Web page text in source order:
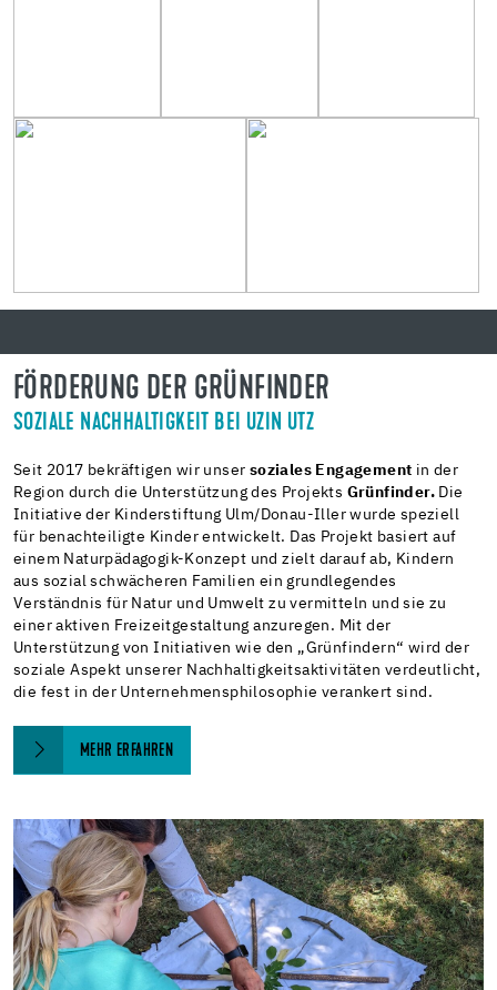
FÖRDERUNG DER GRÜNFINDER
SOZIALE NACHHALTIGKEIT BEI UZIN UTZ
Seit 2017 bekräftigen wir unser soziales Engagement in der
Region durch die Unterstützung des Projekts Grünfinder. Die
Initiative der Kinderstiftung Ulm/Donau-​Iller wurde speziell
für benachteiligte Kinder entwickelt. Das Projekt basiert auf
einem Naturpädagogik-​Konzept und zielt darauf ab, Kindern
aus sozial schwächeren Familien ein grundlegendes
Verständnis für Natur und Umwelt zu vermitteln und sie zu
einer aktiven Freizeitgestaltung anzuregen. Mit der
Unterstützung von Initiativen wie den „Grünfindern“ wird der
soziale Aspekt unserer Nachhaltigkeitsaktivitäten verdeutlicht,
die fest in der Unternehmensphilosophie verankert sind.
MEHR ERFAHREN